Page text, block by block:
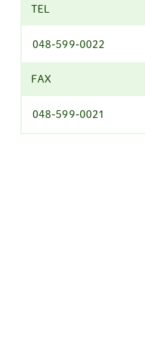
TEL
048-599-0022
FAX
048-599-0021